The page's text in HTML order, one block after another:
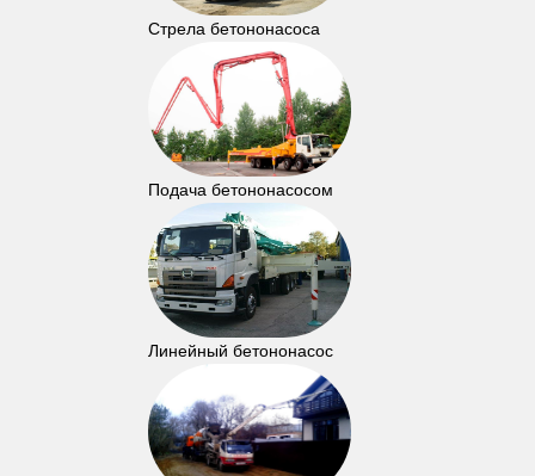
Стрела бетононасоса
Подача бетононасосом
Линейный бетононасос